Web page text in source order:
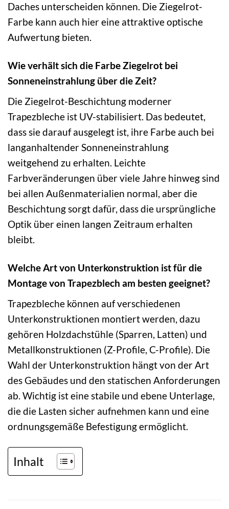
Daches unterscheiden können. Die Ziegelrot-
Farbe kann auch hier eine attraktive optische
Aufwertung bieten.
Wie verhält sich die Farbe Ziegelrot bei
Sonneneinstrahlung über die Zeit?
Die Ziegelrot-Beschichtung moderner
Trapezbleche ist UV-stabilisiert. Das bedeutet,
dass sie darauf ausgelegt ist, ihre Farbe auch bei
langanhaltender Sonneneinstrahlung
weitgehend zu erhalten. Leichte
Farbveränderungen über viele Jahre hinweg sind
bei allen Außenmaterialien normal, aber die
Beschichtung sorgt dafür, dass die ursprüngliche
Optik über einen langen Zeitraum erhalten
bleibt.
Welche Art von Unterkonstruktion ist für die
Montage von Trapezblech am besten geeignet?
Trapezbleche können auf verschiedenen
Unterkonstruktionen montiert werden, dazu
gehören Holzdachstühle (Sparren, Latten) und
Metallkonstruktionen (Z-Profile, C-Profile). Die
Wahl der Unterkonstruktion hängt von der Art
des Gebäudes und den statischen Anforderungen
ab. Wichtig ist eine stabile und ebene Unterlage,
die die Lasten sicher aufnehmen kann und eine
ordnungsgemäße Befestigung ermöglicht.
Inhalt